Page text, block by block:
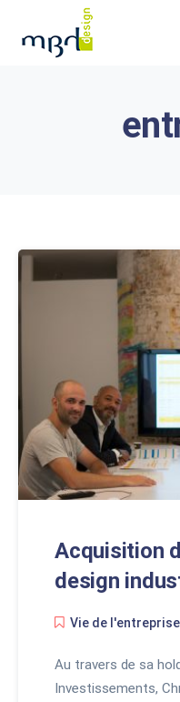
Acquisition
design
Vie de l'entreprise
Au travers de sa
Investissements,